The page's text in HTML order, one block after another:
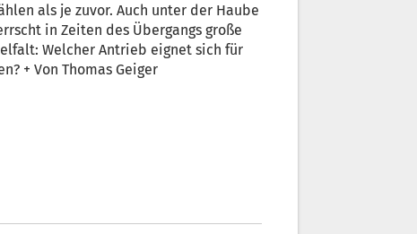
als je zuvor. Auch unter der Haube
in Zeiten des Übergangs große
Welcher Antrieb eignet sich für
+ Von Thomas Geiger